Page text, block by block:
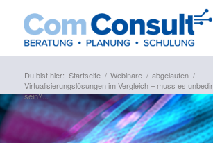
Du bist hier: Startseite / Webinare / abgelaufen /
Virtualisierungslösungen im Vergleich – muss es
sein?...